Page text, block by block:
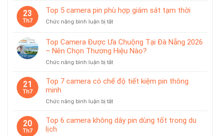
tiện
sạc
camera
dùng
chống
nước
IP65
23
Th7
Top 5 camera pin phù hợp giám sát tạm thời
Chức năng bình luận bị tắtở
5
camera
pin
phù
giám
thời
Top Camera Được Ưa Chuộng Tại Đà Nẵng 2026
– Nên Chọn Thương Hiệu Nào?
Chức năng bình luận bị tắtở
Camera
Được
Chuộng
Đà
21
Th7
Top 7 camera có chế độ tiết kiệm pin thông
minh
Chức năng bình luận bị tắtở
camera
20
Th7
Top 6 camera không dây pin dùng tốt trong du
lịch